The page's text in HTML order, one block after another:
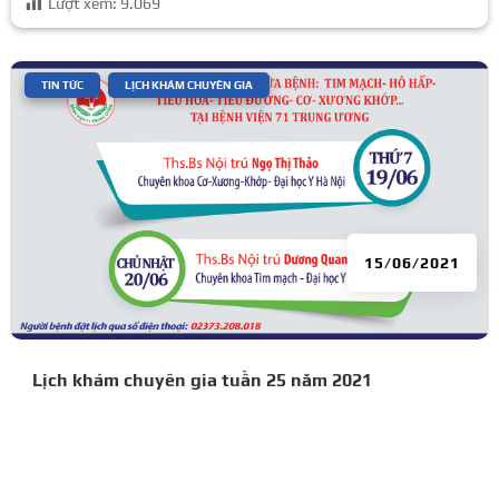
Lịch khám chuyên gia tuần 25 năm 2021
15/06/2021
TIN TỨC LỊCH KHÁM CHUYÊN GIA